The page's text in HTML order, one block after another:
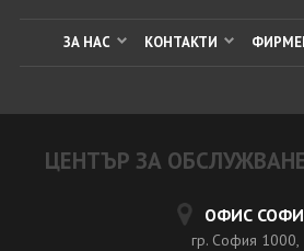
ЗА НАС КОНТАКТИ
ЦЕНТЪР ЗА
ОФИС
гр. София 1000,